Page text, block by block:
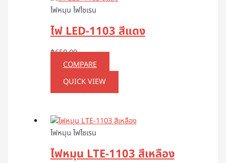
ไฟหมุน ไฟไซเรน
ไฟ LED-1103 สีแดง
฿650.00
COMPARE
QUICK VIEW
ไฟหมุน ไฟไซเรน
ไฟหมุน LTE-1103 สีเหลือง